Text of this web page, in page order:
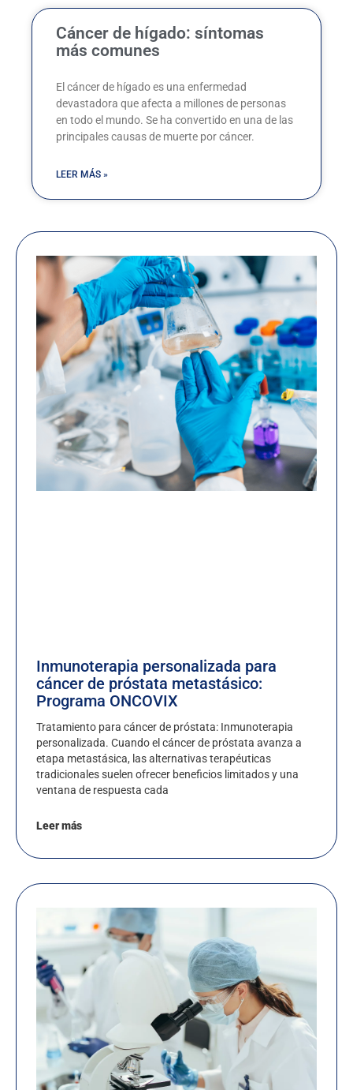
Cáncer de hígado: síntomas
más comunes
El cáncer de hígado es una enfermedad
devastadora que afecta a millones de personas
en todo el mundo. Se ha convertido en una de las
principales causas de muerte por cáncer.
LEER MÁS »
Inmunoterapia personalizada para
cáncer de próstata metastásico:
Programa ONCOVIX
Tratamiento para cáncer de próstata: Inmunoterapia
personalizada. Cuando el cáncer de próstata avanza a
etapa metastásica, las alternativas terapéuticas
tradicionales suelen ofrecer beneficios limitados y una
ventana de respuesta cada
Leer más